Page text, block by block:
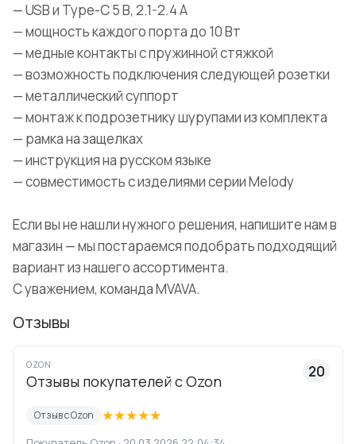
— USB и Type-C 5 В, 2.1-2.4 А
— мощность каждого порта до 10 Вт
— медные контакты с пружинной стяжкой
— возможность подключения следующей розетки
— металлический суппорт
— монтаж к подрозетнику шурупами из комплекта
— рамка на защелках
— инструкция на русском языке
— совместимость с изделиями серии Melody
Если вы не нашли нужного решения, напишите нам в
магазин — мы постараемся подобрать подходящий
вариант из нашего ассортимента.
С уважением, команда MVAVA.
Отзывы
OZON
Отзывы покупателей с Ozon
20
Отзыв с Ozon ★★★★★